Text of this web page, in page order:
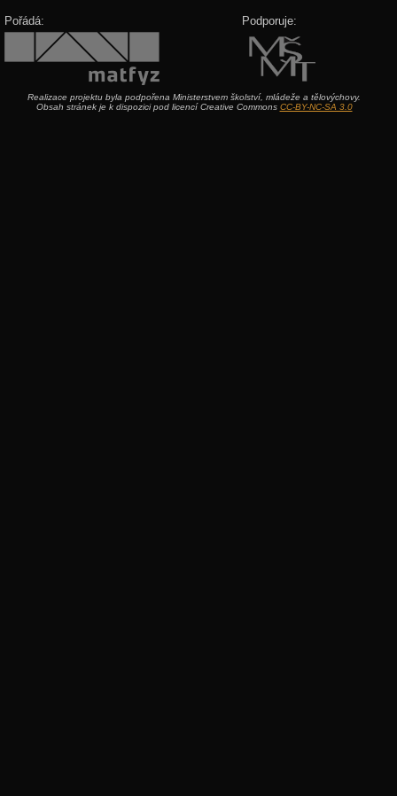
Pořádá: Podporuje:
Realizace projektu byla podpořena Ministerstvem školství, mládeže a tělovýchovy.
Obsah stránek je k dispozici pod licencí Creative Commons CC-BY-NC-SA 3.0